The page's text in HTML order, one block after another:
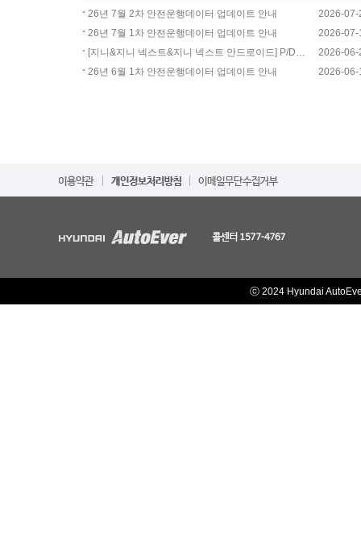
26년 7월 2차 안전운행데이터 업데이트 안내
2026-07-
26년 7월 1차 안전운행데이터 업데이트 안내
2026-07-
[지니&지니 넥스트&지니 넥스트 안드로이드] P/DIO..
2026-06-
26년 6월 1차 안전운행데이터 업데이트 안내
2026-06-
ⓒ 2024 Hyundai